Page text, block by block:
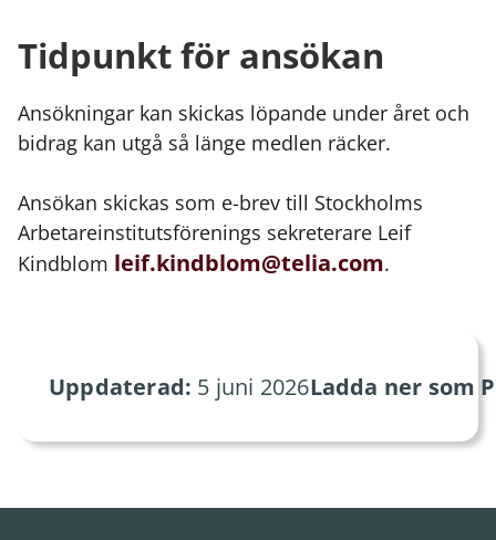
Tidpunkt för ansökan
Ansökningar kan skickas löpande under året och
bidrag kan utgå så länge medlen räcker.
Ansökan skickas som e-brev till Stockholms
Arbetareinstitutsförenings sekreterare Leif
Kindblom leif.kindblom@telia.com.
Uppdaterad: 5 juni 2026Ladda ner som